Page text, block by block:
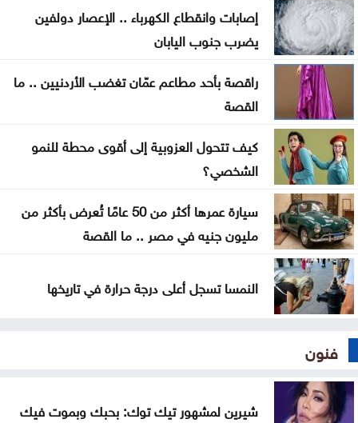
حرائق الغابات تجبر 20 ألف شخص على إخلاء منازلهم
في كندا
إدارة الترخيص تبدأ بخدمة حجز مواعيد الفحص العملي
إلكترونيا
ارتفاع طفيف على الحرارة اليوم .. وكتلة حارة تقترب من
المملكة الاثنين
تفسير الحلم بالذباب
إصابات وانقطاع الكهرباء .. الإعصار دولفين
يضرب جنوب اليابان
راقصة بأحد مطاعم عمّان تغضب الأردنيين .. ما
القصة
كيف تتحول العزوبية إلى أقوى محطة للنمو
الشخصي؟
سيارة عمرها أكثر من 50 عامًا تُعرض بأكثر من
مليون جنيه في مصر .. ما القصة
النمسا تسجل أعلى درجة حرارة في تاريخها
فنون
شيرين لمشهور تيك توك: بحبك وبموت فيك